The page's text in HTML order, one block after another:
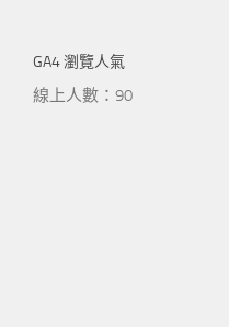
GA4 瀏覽人氣
線上人數：90